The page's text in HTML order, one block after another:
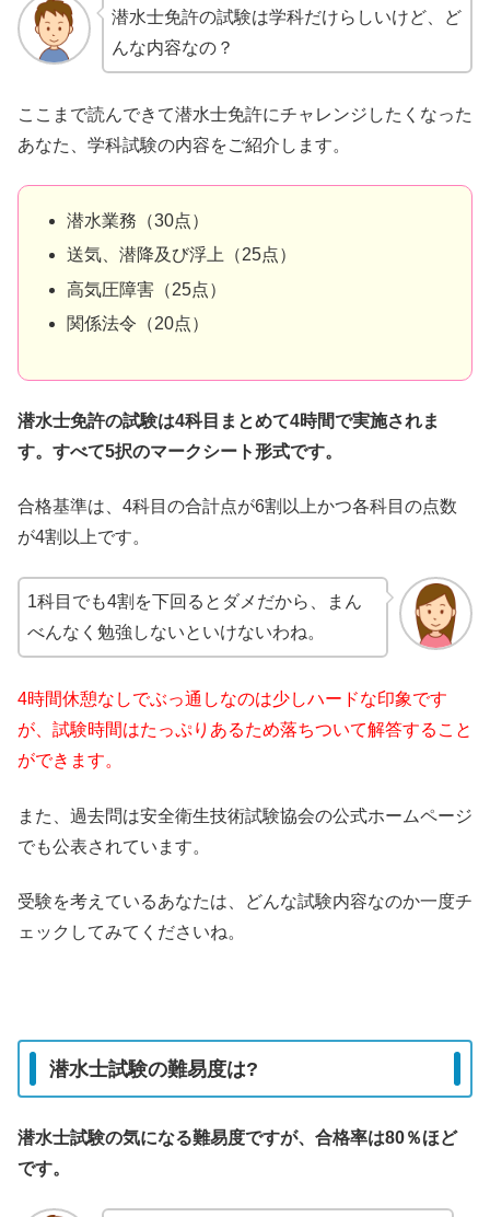
潜水士免許の試験は学科だけらしいけど、ど
んな内容なの？
ここまで読んできて潜水士免許にチャレンジしたくなった
あなた、学科試験の内容をご紹介します。
潜水業務（30点）
送気、潜降及び浮上（25点）
高気圧障害（25点）
関係法令（20点）
潜水士免許の試験は4科目まとめて4時間で実施されま
す。すべて5択のマークシート形式です。
合格基準は、4科目の合計点が6割以上かつ各科目の点数
が4割以上です。
1科目でも4割を下回るとダメだから、まん
べんなく勉強しないといけないわね。
4時間休憩なしでぶっ通しなのは少しハードな印象です
が、試験時間はたっぷりあるため落ちついて解答すること
ができます。
また、過去問は安全衛生技術試験協会の公式ホームページ
でも公表されています。
受験を考えているあなたは、どんな試験内容なのか一度チ
ェックしてみてくださいね。
潜水士試験の難易度は?
潜水士試験の気になる難易度ですが、合格率は80％ほど
です。